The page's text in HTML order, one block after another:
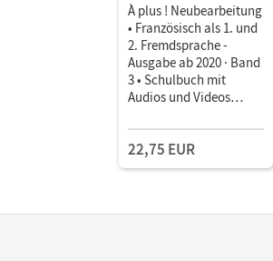
À plus ! Neubearbeitung
• Französisch als 1. und
2. Fremdsprache -
Ausgabe ab 2020 · Band
3 • Schulbuch mit
Audios und Videos
22,75 EUR